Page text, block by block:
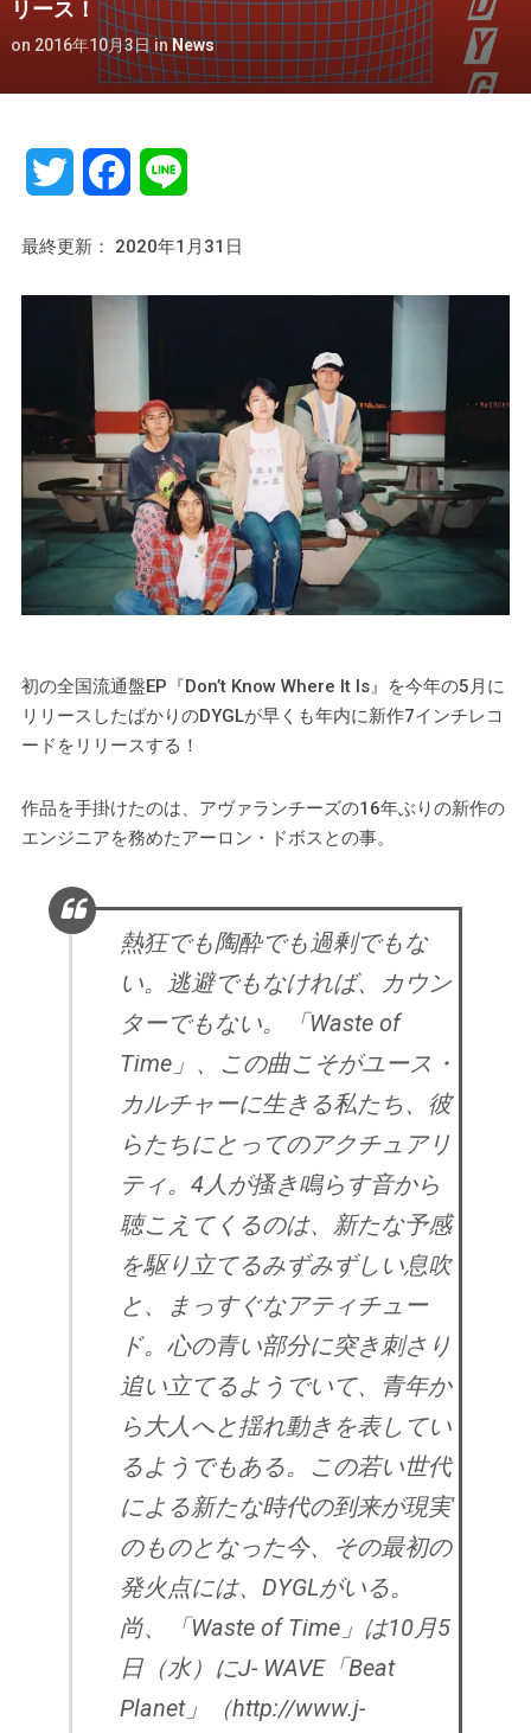
リース！
on 2016年10月3日 inNews
Twitter Facebook
最終更新： 2020年1月31日
初の全国流通盤EP『Don’t Know Where It Is』を今年の5月に
リリースしたばかりのDYGLが早くも年内に新作7インチレコ
ードをリリースする！
作品を手掛けたのは、アヴァランチーズの16年ぶりの新作の
エンジニアを務めたアーロン・ドボスとの事。
熱狂でも陶酔でも過剰でもな
い。逃避でもなければ、カウン
ターでもない。「Waste of
Time」、この曲こそがユース・
カルチャーに生きる私たち、彼
らたちにとってのアクチュアリ
ティ。4人が搔き鳴らす音から
聴こえてくるのは、新たな予感
を駆り立てるみずみずしい息吹
と、まっすぐなアティチュー
ド。心の青い部分に突き刺さり
追い立てるようでいて、青年か
ら大人へと揺れ動きを表してい
るようでもある。この若い世代
による新たな時代の到来が現実
のものとなった今、その最初の
発火点には、DYGLがいる。
尚、「Waste of Time」は10月5
日（水）にJ- WAVE「Beat
Planet」（http://www.j-